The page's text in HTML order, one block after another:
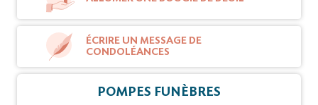
ÉCRIRE UN MESSAGE DE
CONDOLÉANCES
POMPES FUNÈBRES